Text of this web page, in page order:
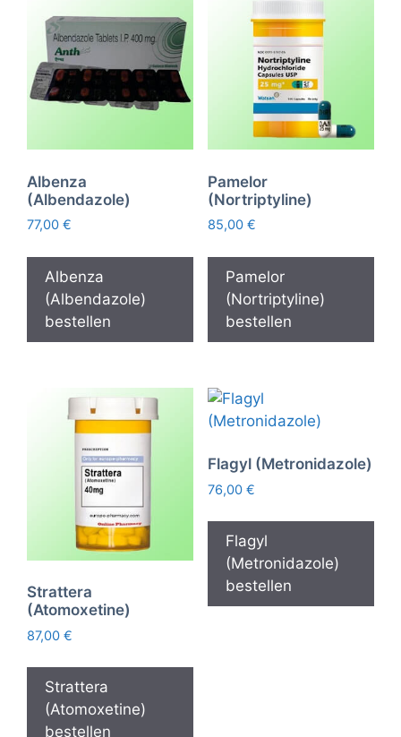
Albenza
(Albendazole)
77,00 €
Albenza
(Albendazole)
bestellen
Pamelor
(Nortriptyline)
85,00 €
Pamelor
(Nortriptyline)
bestellen
Strattera
(Atomoxetine)
87,00 €
Strattera
(Atomoxetine)
bestellen
Flagyl (Metronidazole)
76,00 €
Flagyl
(Metronidazole)
bestellen